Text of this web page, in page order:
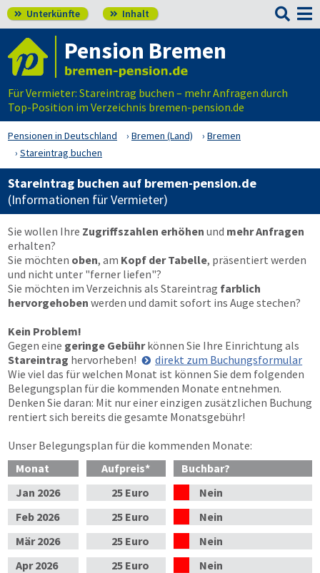
 Unterkünfte  Inhalt 
Pension Bremen
Für Vermieter: Stareintrag buchen – mehr Anfragen durch
Top-Position im Verzeichnis bremen-pension.de
Pensionen in Deutschland Bremen (Land)
Bremen
Stareintrag buchen
Stareintrag buchen auf bremen-pension.de
(Informationen für Vermieter)
Sie wollen Ihre Zugriffszahlen erhöhen und mehr Anfragen
erhalten?
Sie möchten oben, am Kopf der Tabelle, präsentiert werden
und nicht unter "ferner liefen"?
Sie möchten im Verzeichnis als Stareintrag farblich
hervorgehoben werden und damit sofort ins Auge stechen?
Kein Problem!
Gegen eine geringe Gebührkönnen Sie Ihre Einrichtung als
Stareintrag hervorheben!
direkt zum Buchungsformular
Wie viel das für welchen Monat ist können Sie dem folgenden
Belegungsplan für die kommenden Monate entnehmen.
Denken Sie daran: Mit nur einer einzigen zusätzlichen Buchung
rentiert sich bereits die gesamte Monatsgebühr!
Unser Belegungsplan für die kommenden Monate:
Monat
Aufpreis*
Buchbar?
Jan 2026 25 Euro
Nein
Feb 2026 25 Euro
Nein
Mär2026 25 Euro
Nein
Apr2026 25 Euro
Nein